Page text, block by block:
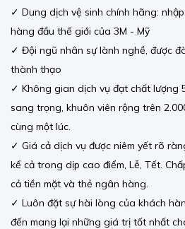
✓ Dung dịch vệ sinh chính hãng:
hàng đầu thế giới của 3M - Mỹ
✓ Đội ngũ nhân sự lành nghề, được
thành thạo
✓ Không gian dịch vụ đạt chất lượng
sang trọng, khuôn viên rộng trên
cùng một lúc.
✓ Giá cả dịch vụ được niêm yết rõ
kể cả trong dịp cao điểm, Lễ, Tết.
cả tiền mặt và thẻ ngân hàng.
✓ Luôn đặt sự hài lòng của khách
đến mang lại những giá trị tốt nhất